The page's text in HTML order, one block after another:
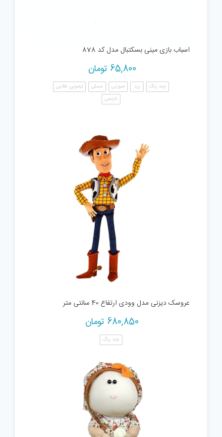
اسباب بازی مینی بسکتبال مدل کد 878
65,800 تومان
چند رنگ زرد صورتی عسلی
لیمویی طلایی
نارنجی
عروسک دیزنی مدل وودی ارتفاع 40 سانتی متر
680,850 تومان
چند رنگ